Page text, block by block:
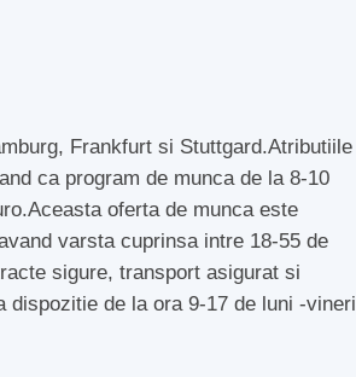
Frankfurt si Stuttgard.Atributiile
ca program de munca de la 8-10
oferta de munca este
varsta cuprinsa intre 18-55 de
sigure, transport asigurat si
de la ora 9-17 de luni -vineri